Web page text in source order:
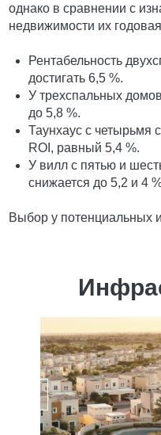
однако в сравнении с
недвижимости их
Рентабельность
достигать 6,5 %.
У трехспальных
до 5,8 %.
Таунхаус с четырьмя
ROI, равный 5,4 %.
У вилл с пятью и
снижается до 5,2 и 4
Выбор у потенциальных